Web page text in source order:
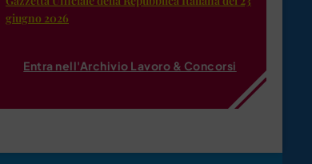
giugno 2026
Entra nell'Archivio Lavoro & Concorsi